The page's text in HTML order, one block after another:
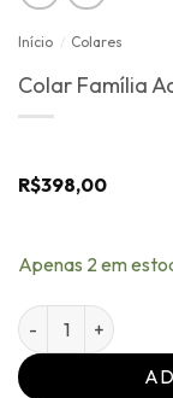
Início / Colares
Colar Família
R$398,00
Apenas 2 em
Colar Família